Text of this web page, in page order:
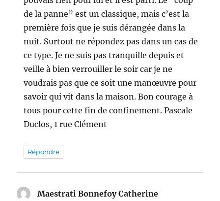
de la panne” est un classique, mais c’est la
première fois que je suis dérangée dans la
nuit. Surtout ne répondez pas dans un cas de
ce type. Je ne suis pas tranquille depuis et
veille à bien verrouiller le soir car je ne
voudrais pas que ce soit une manœuvre pour
savoir qui vit dans la maison. Bon courage à
tous pour cette fin de confinement. Pascale
Duclos, 1 rue Clément
Répondre
Maestrati Bonnefoy Catherine